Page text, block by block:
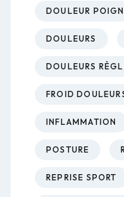
DOULEUR
DOULEURS
DOULEURS
FROID
INFLAMMATION
POSTURE
REPRISE SPORT